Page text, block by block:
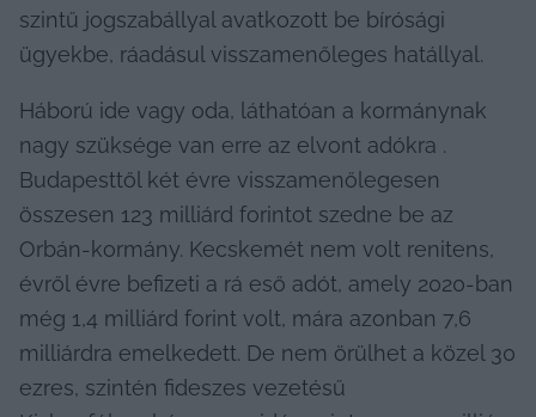
szintű jogszabállyal avatkozott be bírósági
ügyekbe, ráadásul visszamenőleges hatállyal.
Háború ide vagy oda, láthatóan a kormánynak
nagy szüksége van erre az elvont adókra .
Budapesttől két évre visszamenőlegesen
összesen 123 milliárd forintot szedne be az
Orbán-kormány. Kecskemét nem volt renitens,
évről évre befizeti a rá eső adót, amely 2020-ban
még 1,4 milliárd forint volt, mára azonban 7,6
milliárdra emelkedett. De nem örülhet a közel 30
ezres, szintén fideszes vezetésű